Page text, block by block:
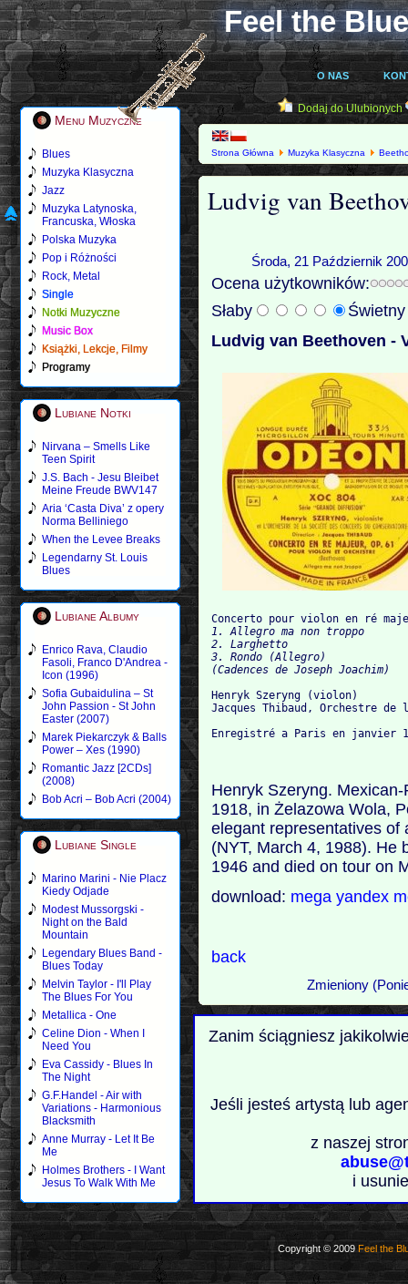
Feel the
O NAS
Menu Muzyczne
Blues
Muzyka Klasyczna
Jazz
Muzyka Latynoska,
Francuska, Włoska
Polska Muzyka
Pop i Różności
Rock, Metal
Single
Notki Muzyczne
Music Box
Książki, Lekcje, Filmy
Programy
Lubiane Notki
Nirvana – Smells Like
Teen Spirit
J.S. Bach - Jesu Bleibet
Meine Freude BWV147
Aria ‘Casta Diva’ z opery
Norma Belliniego
When the Levee Breaks
Legendarny St. Louis
Blues
Lubiane Albumy
Enrico Rava, Claudio
Fasoli, Franco D'Andrea -
Icon (1996)
Sofia Gubaidulina – St
John Passion - St John
Easter (2007)
Marek Piekarczyk & Balls
Power – Xes (1990)
Romantic Jazz [2CDs]
(2008)
Bob Acri – Bob Acri (2004)
Lubiane Single
Marino Marini - Nie Placz
Kiedy Odjade
Modest Mussorgski -
Night on the Bald
Mountain
Legendary Blues Band -
Blues Today
Melvin Taylor - I'll Play
The Blues For You
Metallica - One
Celine Dion - When I
Need You
Eva Cassidy - Blues In
The Night
G.F.Handel - Air with
Variations - Harmonious
Blacksmith
Anne Murray - Let It Be
Me
Holmes Brothers - I Want
Jesus To Walk With Me
Dodaj do Ulubionych
Strona Główna Muzyka Klasyczna
Szeryng)
Ludvig van
Środa, 21 Październik
Ocena użytkowników:
Słaby
Ludvig van Beethoven -
Concerto pour violon en ré
1. Allegro ma non troppo
2. Larghetto
3. Rondo (Allegro)
Henryk Szeryng (violon)
Jacques Thibaud, Orchestre
Henryk Szeryng.
1918, in Żelazowa Wola,
elegant representatives of
(NYT, March 4, 1988). He
1946 and died on tour on
download: megayandex
back
Zmieniony
Zanim ściągniesz
Jeśli jesteś artystą lub
z naszej
i
Copyright © 2009Feel the